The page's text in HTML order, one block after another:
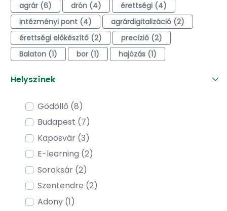
agrár (6) drón (4)
érettségi (4)
intézményi pont (4)
agrárdigitalizáció (2)
érettségi előkészítő (2)
precízió (2)
Balaton (1)
bor (1) hajózás (1)
Helyszínek
Gödöllő (8)
Budapest (7)
Kaposvár (3)
E-learning (2)
Soroksár (2)
Szentendre (2)
Adony (1)